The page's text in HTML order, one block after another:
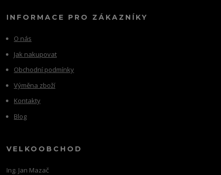
INFORMACE PRO ZÁKAZNÍKY
O nás
Jak nakupovat
Obchodní podmínky
Výměna zboží
Kontakty
Blog
VELKOOBCHOD
Ing. Jan Mazač